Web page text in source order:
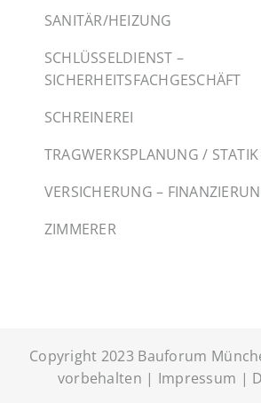
SANITÄR/HEIZUNG
SCHLÜSSELDIENST –
SICHERHEITSFACHGESCHÄFT
SCHREINEREI
TRAGWERKSPLANUNG / STATIK
VERSICHERUNG –
ZIMMERER
Copyright 2023 Bauforum
vorbehalten | Impressum |